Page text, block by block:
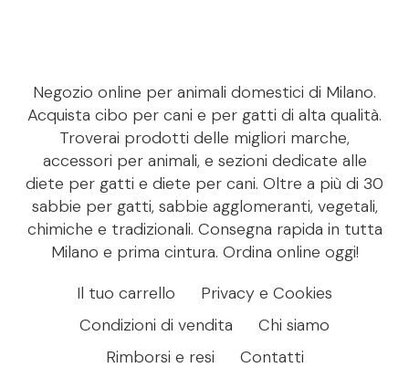
Negozio online per animali domestici di Milano.
Acquista cibo per cani e per gatti di alta qualità.
Troverai prodotti delle migliori marche,
accessori per animali, e sezioni dedicate alle
diete per gatti e diete per cani. Oltre a più di 30
sabbie per gatti, sabbie agglomeranti, vegetali,
chimiche e tradizionali. Consegna rapida in tutta
Milano e prima cintura. Ordina online oggi!
Il tuo carrello
Privacy e Cookies
Condizioni di vendita
Chi siamo
Rimborsi e resi
Contatti